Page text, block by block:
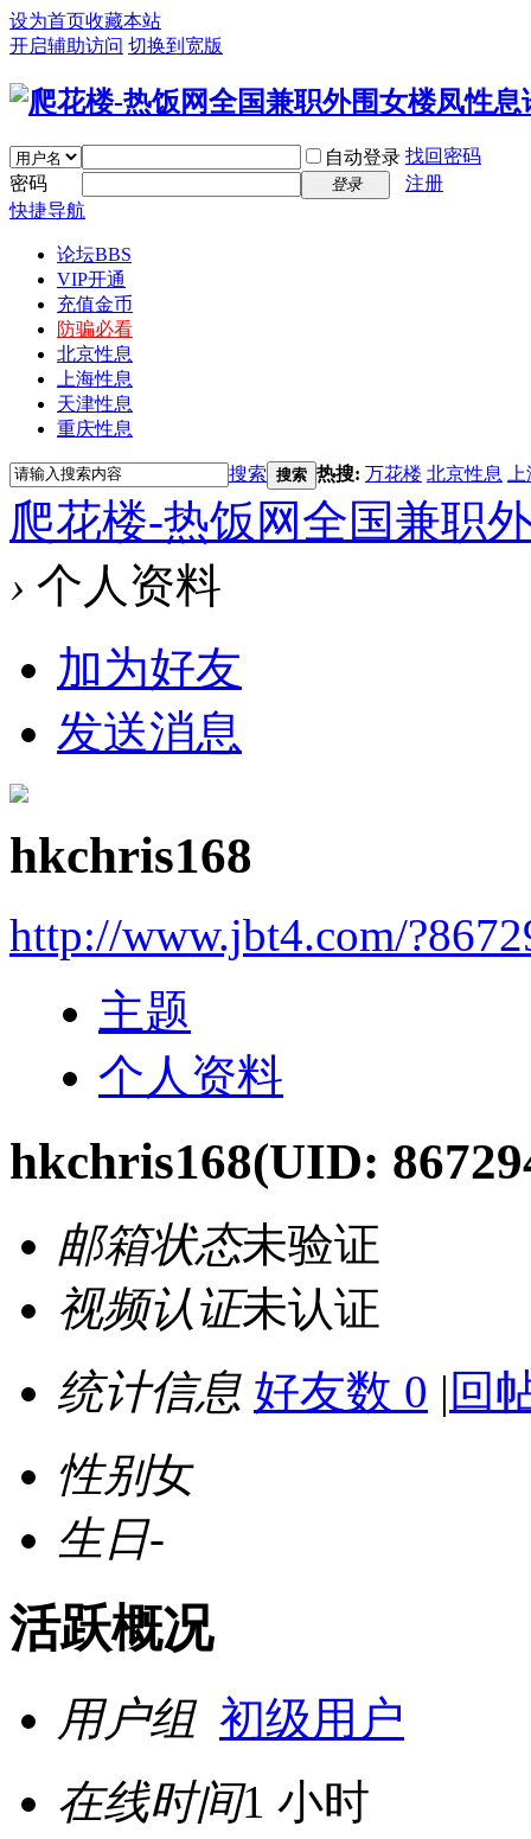
设为首页收藏本站
开启辅助访问 切换到宽版
自动登录 找回密码
密码
登录
注册
快捷导航
论坛BBS
VIP开通
充值金币
防骗必看
北京性息
上海性息
天津性息
重庆性息
搜索 搜索 热搜: 万花楼 北京性息
爬花楼-热饭网全国兼职
› 个人资料
加为好友
发送消息
hkchris168
http://www.jbt4.com/
主题
个人资料
hkchris168(UID:
邮箱状态未验证
视频认证未认证
统计信息 好友数 0 | 回
性别女
生日-
活跃概况
用户组 初级用户
在线时间1 小时